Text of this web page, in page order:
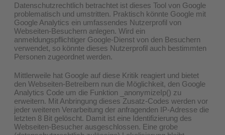
Datenschutzrechtlich betrachtet ist dieses Tool von Google
problematisch und umstritten. Praktisch könnte Google mit
Google Analytics ein umfassendes Nutzerprofil von
Webseiten-Besuchern anlegen. Wird ein
anmeldungspflichtiger Google-Dienst von den Besuchern
verwendet, so könnte dieses Nutzerprofil auch bestimmten
Personen zugeordnet werden.
Mittlerweile hat Google auf diese Kritik reagiert und bietet
den Webseiten-Betreibern nun die Möglichkeit, den Google
Analytics Code um die Funktion _anonymizeIp() zu
erweitern. Mit Anbringung dieses Zusatz-Codes werden vor
jeder weiteren Verarbeitung der anfragenden IP-Adresse die
letzten 8 Bit gelöscht. Damit ist eine Identifizierung des
Webseiten-Besucher ausgeschlossen. Eine grobe